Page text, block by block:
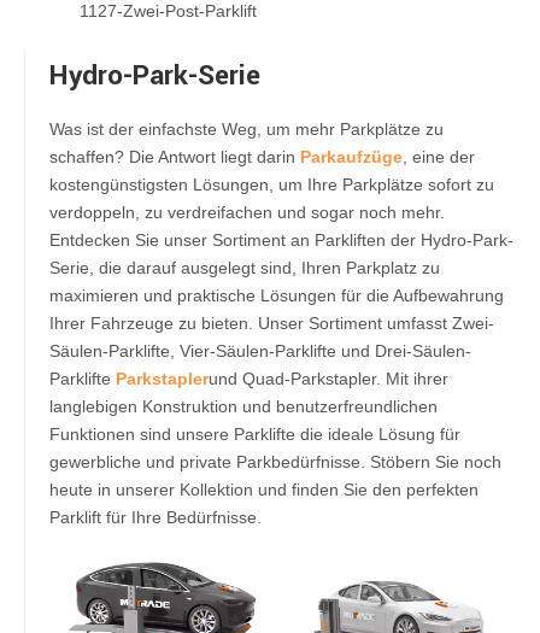
1127-Zwei-Post-Parklift
Hydro-Park-Serie
Was ist der einfachste Weg, um mehr Parkplätze zu
schaffen? Die Antwort liegt darin Parkaufzüge , eine der
kostengünstigsten Lösungen, um Ihre Parkplätze sofort zu
verdoppeln, zu verdreifachen und sogar noch mehr.
Entdecken Sie unser Sortiment an Parkliften der Hydro-Park-
Serie, die darauf ausgelegt sind, Ihren Parkplatz zu
maximieren und praktische Lösungen für die Aufbewahrung
Ihrer Fahrzeuge zu bieten. Unser Sortiment umfasst Zwei-
Säulen-Parklifte, Vier-Säulen-Parklifte und Drei-Säulen-
Parklifte Parkstaplerund Quad-Parkstapler. Mit ihrer
langlebigen Konstruktion und benutzerfreundlichen
Funktionen sind unsere Parklifte die ideale Lösung für
gewerbliche und private Parkbedürfnisse. Stöbern Sie noch
heute in unserer Kollektion und finden Sie den perfekten
Parklift für Ihre Bedürfnisse.